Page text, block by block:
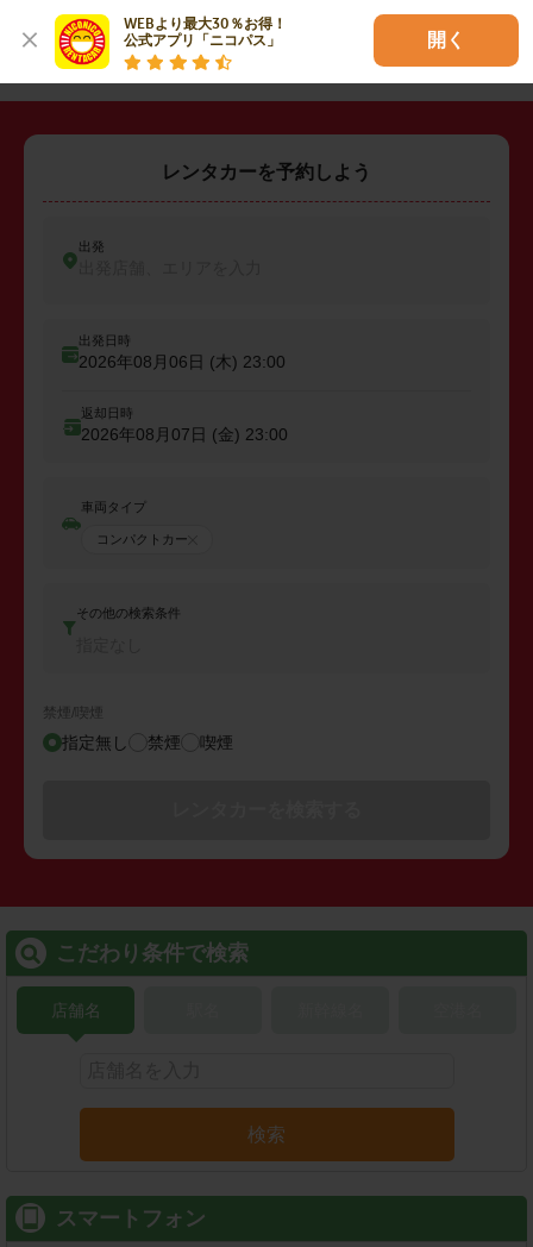
WEBより最大30％お得！
公式アプリ「ニコパス」
開く
・ 田方郡函南町 ・駿東郡清水町
レンタカーを予約しよう
出発
出発日時
2026年08月06日 (木) 23:00
返却日時
2026年08月07日 (金) 23:00
車両タイプ
コンパクトカー
その他の検索条件
禁煙/喫煙
指定無し 禁煙 喫煙
こだわり条件で検索
店舗名
検索
スマートフォン